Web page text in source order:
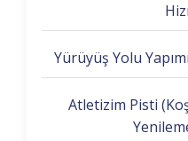
Yürüyüş Yolu
Atletizim Pisti